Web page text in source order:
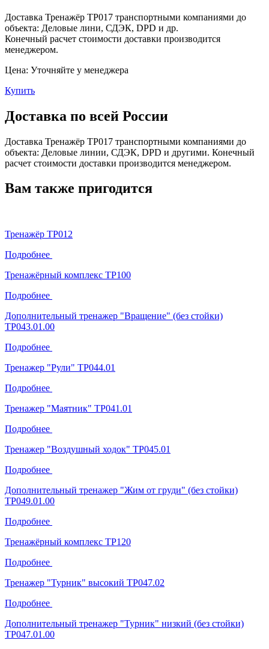
Доставка Тренажёр ТР017 транспортными компаниями до
объекта: Деловые лини, СДЭК, DPD и др.
Конечный расчет стоимости доставки производится
менеджером.
Цена: Уточняйте у менеджера
Купить
Доставка по всей России
Доставка Тренажёр ТР017 транспортными компаниями до
объекта: Деловые линии, СДЭК, DPD и другими. Конечный
расчет стоимости доставки производится менеджером.
Вам также пригодится
Тренажёр ТР012
Подробнее
Тренажёрный комплекс ТР100
Подробнее
Дополнительный тренажер "Вращение" (без стойки)
ТР043.01.00
Подробнее
Тренажер "Рули" ТР044.01
Подробнее
Тренажер "Маятник" ТР041.01
Подробнее
Тренажер "Воздушный ходок" ТР045.01
Подробнее
Дополнительный тренажер "Жим от груди" (без стойки)
ТР049.01.00
Подробнее
Тренажёрный комплекс ТР120
Подробнее
Тренажер "Турник" высокий ТР047.02
Подробнее
Дополнительный тренажер "Турник" низкий (без стойки)
ТР047.01.00